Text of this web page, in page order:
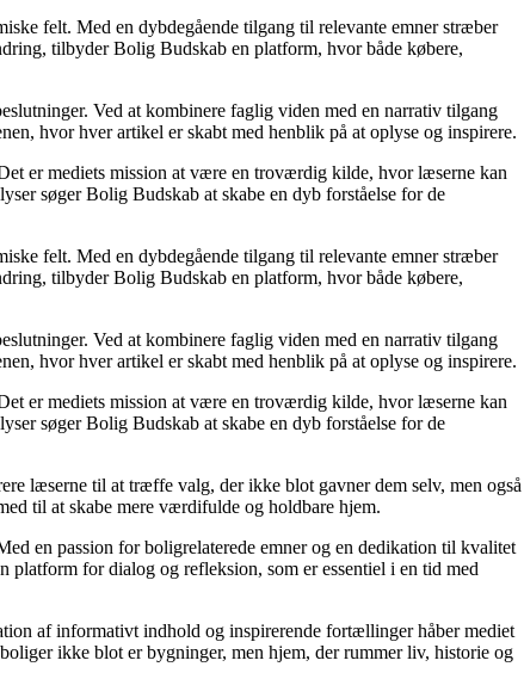
felt. Med en dybdegående tilgang til relevante emner stræber
tilbyder Bolig Budskab en platform, hvor både købere,
Ved at kombinere faglig viden med en narrativ tilgang
hvor hver artikel er skabt med henblik på at oplyse og inspirere.
er mediets mission at være en troværdig kilde, hvor læserne kan
søger Bolig Budskab at skabe en dyb forståelse for de
felt. Med en dybdegående tilgang til relevante emner stræber
tilbyder Bolig Budskab en platform, hvor både købere,
Ved at kombinere faglig viden med en narrativ tilgang
hvor hver artikel er skabt med henblik på at oplyse og inspirere.
er mediets mission at være en troværdig kilde, hvor læserne kan
søger Bolig Budskab at skabe en dyb forståelse for de
læserne til at træffe valg, der ikke blot gavner dem selv, men også
til at skabe mere værdifulde og holdbare hjem.
en passion for boligrelaterede emner og en dedikation til kvalitet
platform for dialog og refleksion, som er essentiel i en tid med
af informativt indhold og inspirerende fortællinger håber mediet
ikke blot er bygninger, men hjem, der rummer liv, historie og